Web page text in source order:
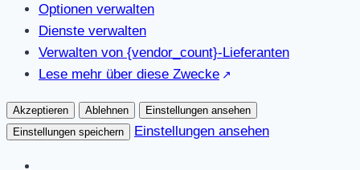
Optionen verwalten
Dienste verwalten
Verwalten von {vendor_count}-Lieferanten
Lese mehr über diese Zwecke
Akzeptieren Ablehnen
Einstellungen ansehen
Einstellungen speichern
Einstellungen ansehen